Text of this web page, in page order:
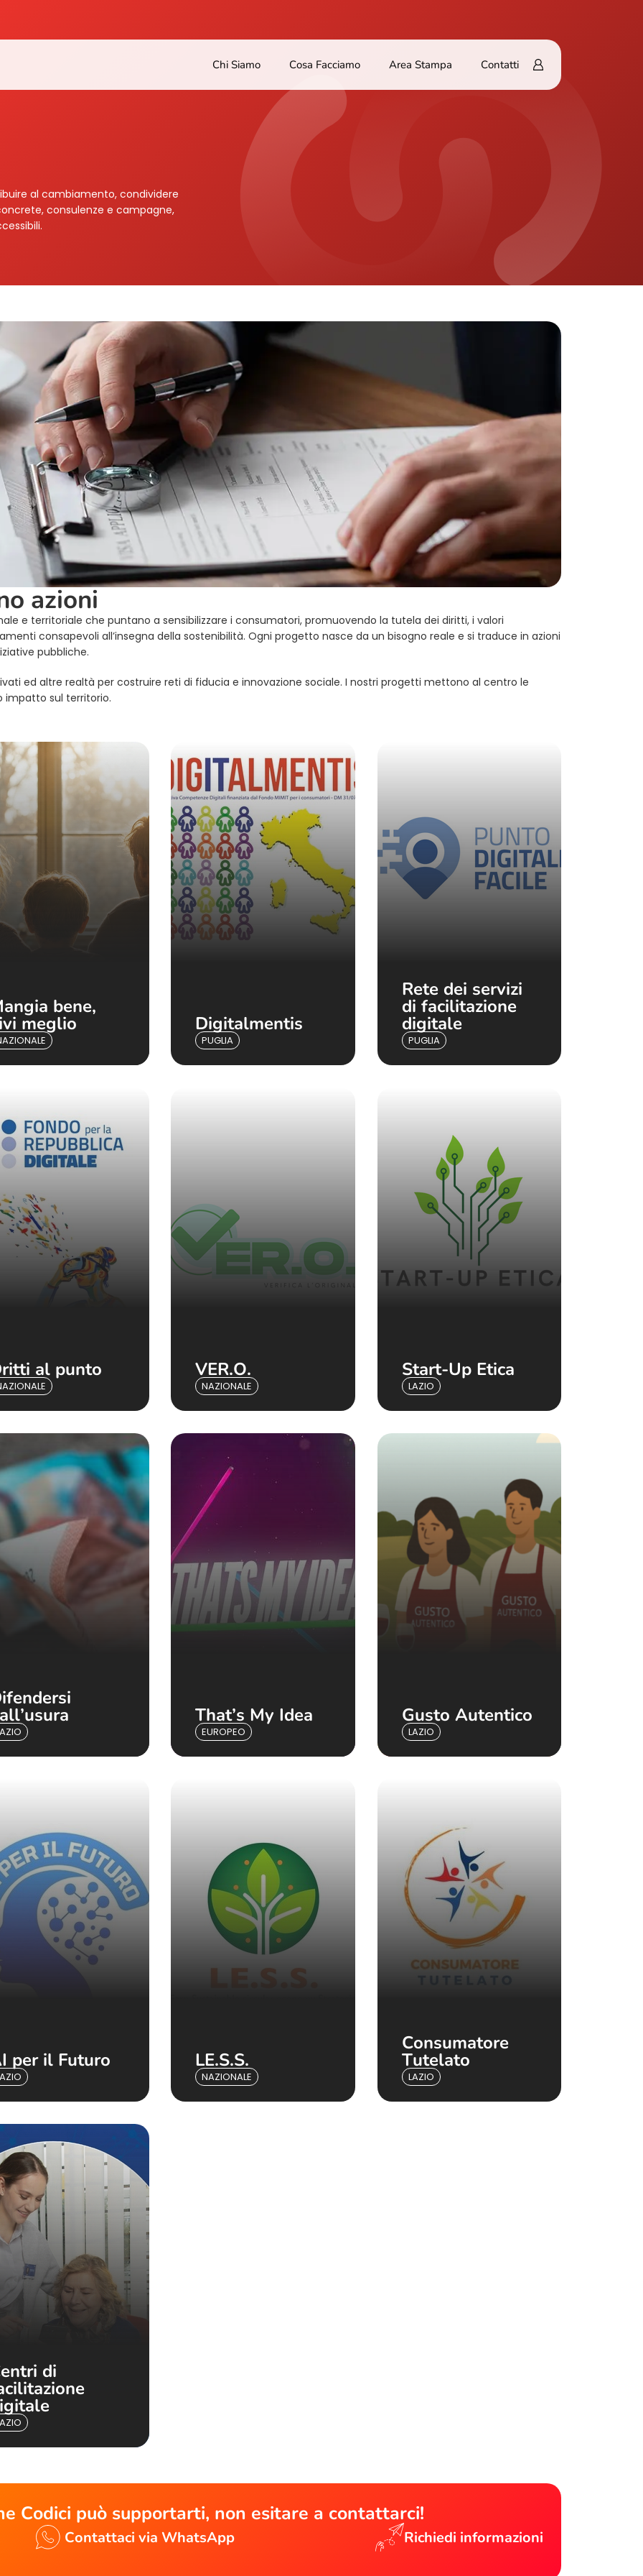
Chi Siamo Cosa Facciamo Area Stampa Contatti
al cambiamento, condividere
consulenze e campagne,
azioni
e territoriale che puntano a sensibilizzare i consumatori, promuovendo la tutela dei diritti, i valori
consapevoli all’insegna della sostenibilità. Ogni progetto nasce da un bisogno reale e si traduce in azioni
pubbliche.
ed altre realtà per costruire reti di fiducia e innovazione sociale. I nostri progetti mettono al centro le
impatto sul territorio.
bene,
meglio Digitalmentis
PUGLIA
Rete dei servizi
di facilitazione
digitale
PUGLIA
al punto VER.O.
NAZIONALE
Start-Up Etica
LAZIO
That’s My Idea
EUROPEO
Gusto Autentico
LAZIO
per il Futuro LE.S.S.
NAZIONALE
Consumatore
Tutelato
LAZIO
di
Codici può supportarti, non esitare a contattarci!
Contattaci via WhatsApp Richiedi informazioni